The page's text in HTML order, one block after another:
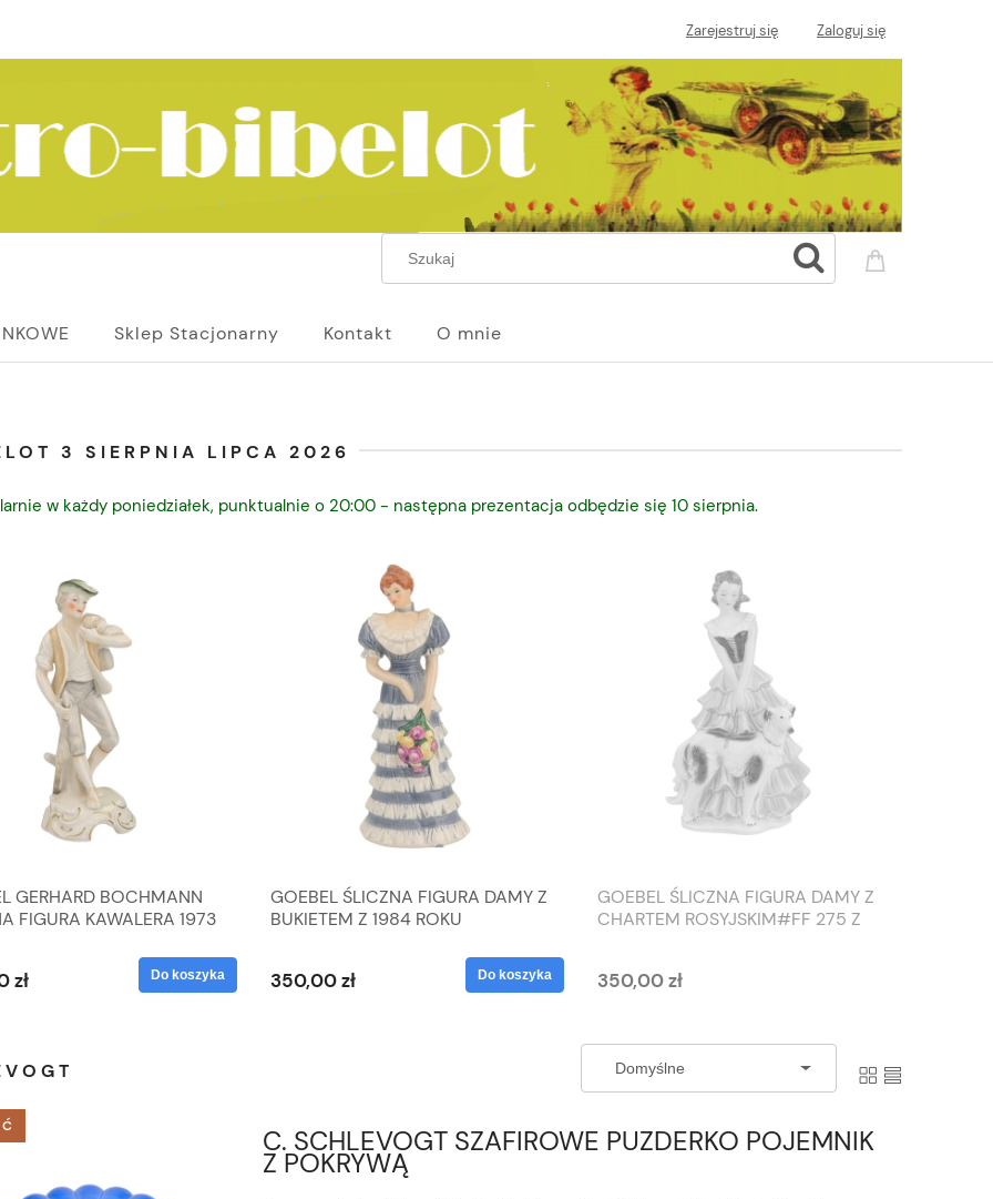
Zarejestruj się Zaloguj się
Sklep Stacjonarny Kontakt O mnie
3 SIERPNIA LIPCA 2026
w każdy poniedziałek, punktualnie o 20:00 - następna prezentacja odbędzie się 10 sierpnia.
GERHARD BOCHMANN
FIGURA KAWALERA 1973
zł Do koszyka
GOEBEL ŚLICZNA FIGURA DAMY Z
BUKIETEM Z 1984 ROKU
350,00 zł Do koszyka
GOEBEL ŚLICZNA FIGURA DAMY Z
CHARTEM ROSYJSKIM#FF 275 Z
350,00 zł
C. SCHLEVOGT SZAFIROWE PUZDERKO POJEMNIK
Z POKRYWĄ